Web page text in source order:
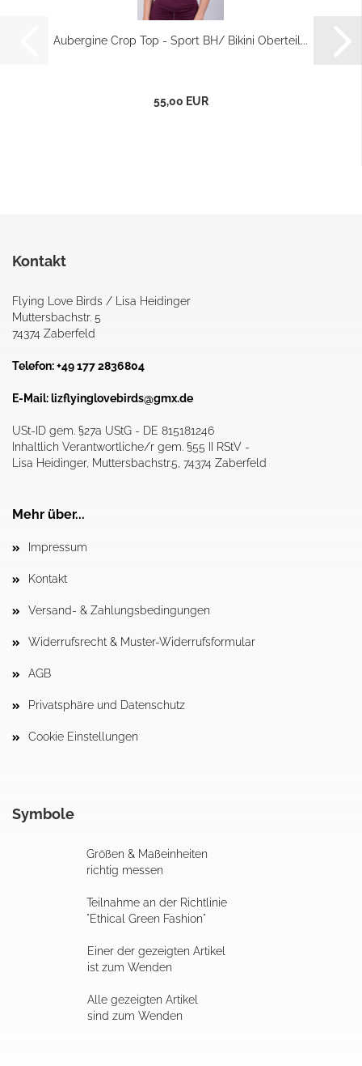
Aubergine Crop Top - Sport BH/ Bikini Oberteil...
55,00 EUR
Kontakt
Flying Love Birds / Lisa Heidinger
Muttersbachstr. 5
74374 Zaberfeld
Telefon: +49 177 2836804
E-Mail: lizflyinglovebirds@gmx.de
USt-ID gem. §27a UStG - DE 815181246
Inhaltlich Verantwortliche/r gem. §55 II RStV -
Lisa Heidinger, Muttersbachstr.5, 74374 Zaberfeld
Mehr über...
Impressum
Kontakt
Versand- & Zahlungsbedingungen
Widerrufsrecht & Muster-Widerrufsformular
AGB
Privatsphäre und Datenschutz
Cookie Einstellungen
Symbole
Größen & Maßeinheiten
richtig messen
Teilnahme an der Richtlinie
"Ethical Green Fashion"
Einer der gezeigten Artikel
ist zum Wenden
Alle gezeigten Artikel
sind zum Wenden